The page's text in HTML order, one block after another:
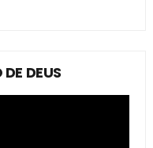
DEUS